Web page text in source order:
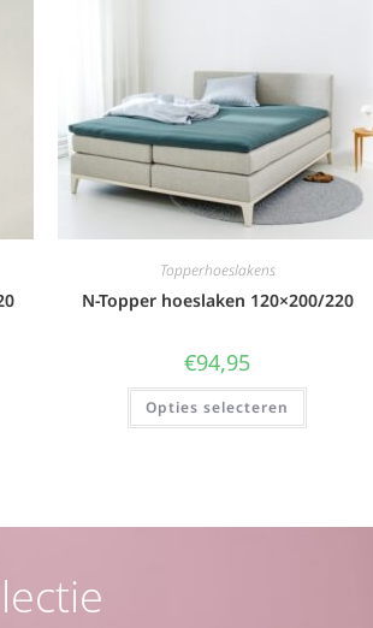
Topperhoeslakens
N-Topper hoeslaken 120×200/220
€94,95
Opties selecteren